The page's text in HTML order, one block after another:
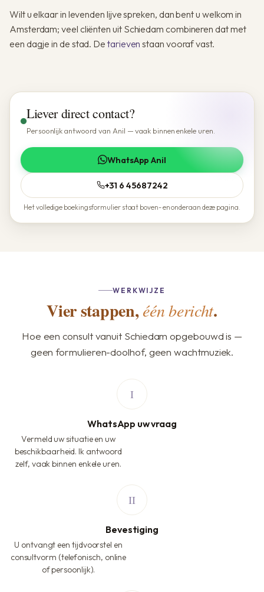
Wilt u elkaar in levenden lijve spreken, dan bent u welkom in
Amsterdam; veel cliënten uit Schiedam combineren dat met
een dagje in de stad. De tarieven staan vooraf vast.
Liever direct contact?
Persoonlijk antwoord van Anil — vaak binnen enkele uren.
WhatsApp Anil
+31 6 45687242
Het volledige boekingsformulier staat boven- en onderaan deze pagina.
WERKWIJZE
Vier stappen,één bericht.
Hoe een consult vanuit Schiedam opgebouwd is —
geen formulieren-doolhof, geen wachtmuziek.
WhatsApp uw vraag
Vermeld uw situatie en uw
beschikbaarheid. Ik antwoord
zelf, vaak binnen enkele uren.
Bevestiging
U ontvangt een tijdvoorstel en
consultvorm (telefonisch, online
of persoonlijk).